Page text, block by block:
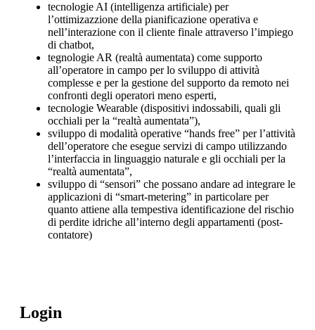
tecnologie AI (intelligenza artificiale) per
l’ottimizazzione della pianificazione operativa e
nell’interazione con il cliente finale attraverso l’impiego
di chatbot,
tegnologie AR (realtà aumentata) come supporto
all’operatore in campo per lo sviluppo di attività
complesse e per la gestione del supporto da remoto nei
confronti degli operatori meno esperti,
tecnologie Wearable (dispositivi indossabili, quali gli
occhiali per la “realtà aumentata”),
sviluppo di modalità operative “hands free” per l’attività
dell’operatore che esegue servizi di campo utilizzando
l’interfaccia in linguaggio naturale e gli occhiali per la
“realtà aumentata”,
sviluppo di “sensori” che possano andare ad integrare le
applicazioni di “smart-metering” in particolare per
quanto attiene alla tempestiva identificazione del rischio
di perdite idriche all’interno degli appartamenti (post-
contatore)
Login